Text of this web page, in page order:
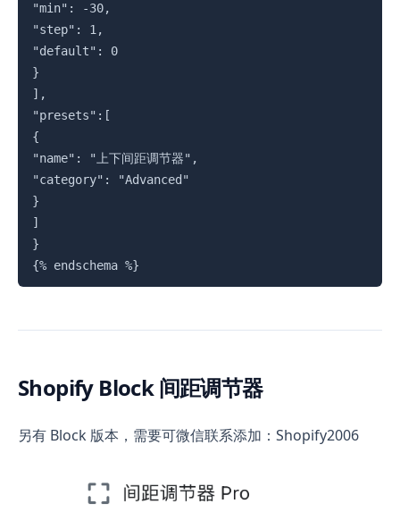
"min": -30,
"step": 1,
"default": 0
}
],
"presets":[
{
"name": "上下间距调节器",
"category": "Advanced"
}
]
{% endschema %}
Shopify Block 间距调节器
另有 Block 版本，需要可微信联系添加：Shopify2006